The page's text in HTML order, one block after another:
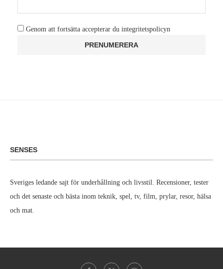
Genom att fortsätta accepterar du integritetspolicyn
SENSES
Sveriges ledande sajt för underhållning och livsstil. Recensioner, tester
och det senaste och bästa inom teknik, spel, tv, film, prylar, resor, hälsa
och mat.